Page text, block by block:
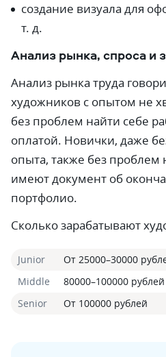
создание визуала для
т. д.
Анализ рынка, спроса и
Анализ рынка труда
художников с опытом не
без проблем найти себе
оплатой. Новички, даже
опыта, также без проблем
имеют документ об
портфолио.
Сколько зарабатывают
Junior
От 25000–30000
Middle
80000–100000 рублей
Senior
От 100000 рублей